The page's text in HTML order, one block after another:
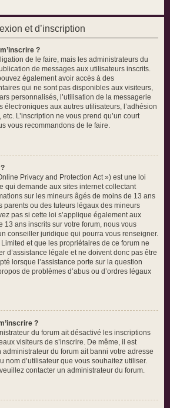
et d’inscription
?
de le faire, mais les administrateurs du
de messages aux utilisateurs inscrits.
également avoir accès à des
qui ne sont pas disponibles aux visiteurs,
personnalisés, l’utilisation de la messagerie
électroniques aux autres utilisateurs, l’adhésion
L’inscription ne vous prend qu’un court
vous recommandons de le faire.
Privacy and Protection Act ») est une loi
qui demande aux sites internet collectant
sur les mineurs âgés de moins de 13 ans
parents ou des tuteurs légaux des mineurs
pas si cette loi s’applique également aux
13 ans inscrits sur votre forum, nous vous
conseiller juridique qui pourra vous renseigner.
et que les propriétaires de ce forum ne
d’assistance légale et ne doivent donc pas être
lorsque l’assistance porte sur la question
de problèmes d’abus ou d’ordres légaux
?
du forum ait désactivé les inscriptions
visiteurs de s’inscrire. De même, il est
administrateur du forum ait banni votre adresse
nom d’utilisateur que vous souhaitez utiliser.
contacter un administrateur du forum.